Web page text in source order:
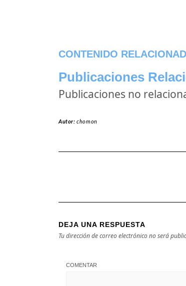
CONTENIDO
Publicaciones
Publicaciones no
Autor:chomon
DEJA UNA RESPUESTA
Tu dirección de correo electrónico no será
COMENTAR